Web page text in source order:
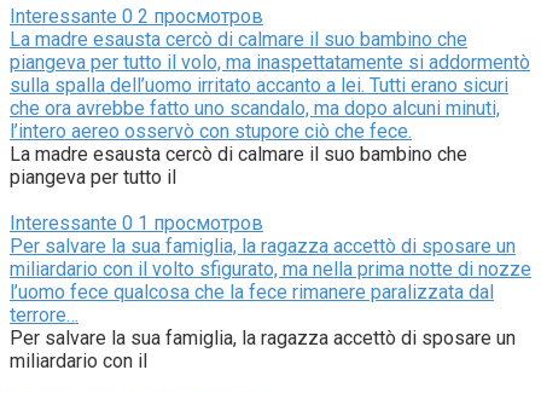
Interessante 0 2 просмотров
La madre esausta cercò di calmare il suo bambino che
piangeva per tutto il volo, ma inaspettatamente si addormentò
sulla spalla dell’uomo irritato accanto a lei. Tutti erano sicuri
che ora avrebbe fatto uno scandalo, ma dopo alcuni minuti,
l’intero aereo osservò con stupore ciò che fece.
La madre esausta cercò di calmare il suo bambino che
piangeva per tutto il
Interessante 0 1 просмотров
Per salvare la sua famiglia, la ragazza accettò di sposare un
miliardario con il volto sfigurato, ma nella prima notte di nozze
l’uomo fece qualcosa che la fece rimanere paralizzata dal
terrore…
Per salvare la sua famiglia, la ragazza accettò di sposare un
miliardario con il